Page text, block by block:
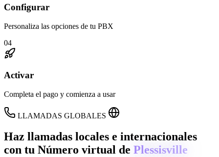
Configurar
Personaliza las opciones de tu PBX
04
Activar
Completa el pago y comienza a usar
LLAMADAS GLOBALES
Haz llamadas locales e internacionales
con tu Número virtual de Plessisville